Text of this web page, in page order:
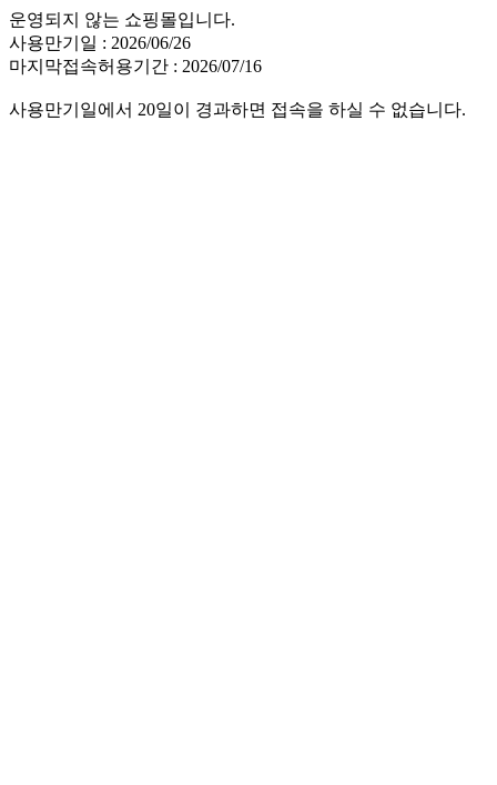
운영되지 않는 쇼핑몰입니다.
사용만기일 : 2026/06/26
마지막접속허용기간 : 2026/07/16
사용만기일에서 20일이 경과하면 접속을 하실 수 없습니다.